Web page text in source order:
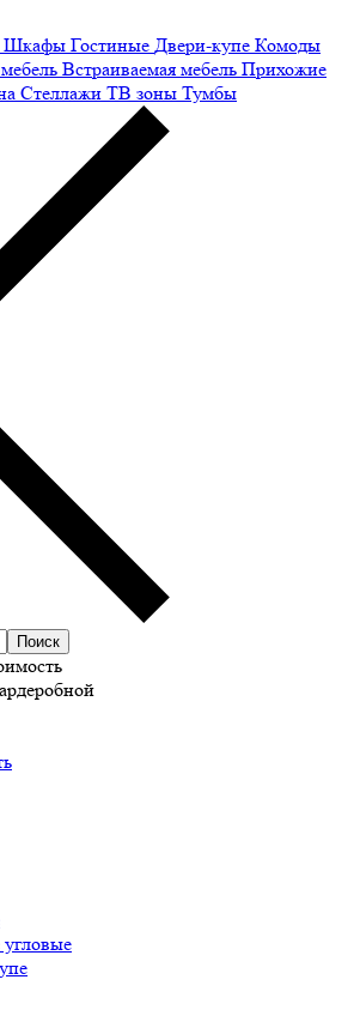
Шкафы Гостиные Двери-купе Комоды
Встраиваемая мебель Прихожие
Стеллажи ТВ зоны Тумбы